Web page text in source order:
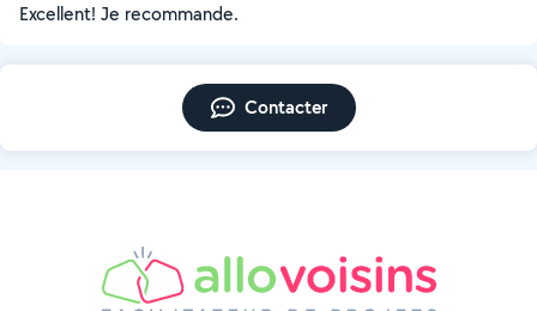
Excellent! Je recommande.
Contacter